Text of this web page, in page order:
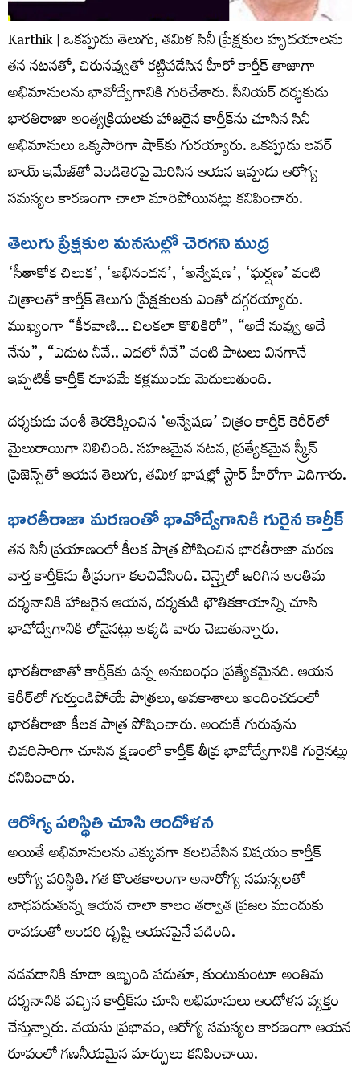
Karthik | ఒకప్పుడు తెలుగు, తమిళ సినీ ప్రేక్షకుల హృదయాలను
తన నటనతో, చిరునవ్వుతో కట్టిపడేసిన హీరో కార్తీక్ తాజాగా
అభిమానులను భావోద్వేగానికి గురిచేశారు. సీనియర్ దర్శకుడు
భారతిరాజా అంత్యక్రియలకు హాజరైన కార్తీక్‌ను చూసిన సినీ
అభిమానులు ఒక్కసారిగా షాక్‌కు గురయ్యారు. ఒకప్పుడు లవర్
బాయ్ ఇమేజ్‌తో వెండితెరపై మెరిసిన ఆయన ఇప్పుడు ఆరోగ్య
సమస్యల కారణంగా చాలా మారిపోయినట్లు కనిపించారు.
తెలుగు ప్రేక్షకుల మనసుల్లో చెరగని ముద్ర
‘సీతాకోక చిలుక’, ‘అభినందన’, ‘అన్వేషణ’, ‘ఘర్షణ’ వంటి
చిత్రాలతో కార్తీక్ తెలుగు ప్రేక్షకులకు ఎంతో దగ్గరయ్యారు.
ముఖ్యంగా “కీరవాణి… చిలకలా కొలికిరో”, “అదే నువ్వు అదే
నేను”, “ఎదుట నీవే.. ఎదలో నీవే” వంటి పాటలు వినగానే
ఇప్పటికీ కార్తీక్ రూపమే కళ్లముందు మెదులుతుంది.
దర్శకుడు వంశీ తెరకెక్కించిన ‘అన్వేషణ’ చిత్రం కార్తీక్ కెరీర్‌లో
మైలురాయిగా నిలిచింది. సహజమైన నటన, ప్రత్యేకమైన స్క్రీన్
ప్రెజెన్స్‌తో ఆయన తెలుగు, తమిళ భాషల్లో స్టార్ హీరోగా ఎదిగారు.
భారతీరాజా మరణంతో భావోద్వేగానికి గురైన కార్తీక్
తన సినీ ప్రయాణంలో కీలక పాత్ర పోషించిన భారతీరాజా మరణ
వార్త కార్తీక్‌ను తీవ్రంగా కలచివేసింది. చెన్నైలో జరిగిన అంతిమ
దర్శనానికి హాజరైన ఆయన, దర్శకుడి భౌతికకాయాన్ని చూసి
భావోద్వేగానికి లోనైనట్లు అక్కడి వారు చెబుతున్నారు.
భారతీరాజాతో కార్తీక్‌కు ఉన్న అనుబంధం ప్రత్యేకమైనది. ఆయన
కెరీర్‌లో గుర్తుండిపోయే పాత్రలు, అవకాశాలు అందించడంలో
భారతీరాజా కీలక పాత్ర పోషించారు. అందుకే గురువును
చివరిసారిగా చూసిన క్షణంలో కార్తీక్ తీవ్ర భావోద్వేగానికి గురైనట్లు
కనిపించారు.
ఆరోగ్య పరిస్థితి చూసి ఆందోళన
అయితే అభిమానులను ఎక్కువగా కలచివేసిన విషయం కార్తీక్
ఆరోగ్య పరిస్థితి. గత కొంతకాలంగా అనారోగ్య సమస్యలతో
బాధపడుతున్న ఆయన చాలా కాలం తర్వాత ప్రజల ముందుకు
రావడంతో అందరి దృష్టి ఆయనపైనే పడింది.
నడవడానికి కూడా ఇబ్బంది పడుతూ, కుంటుకుంటూ అంతిమ
దర్శనానికి వచ్చిన కార్తీక్‌ను చూసి అభిమానులు ఆందోళన వ్యక్తం
చేస్తున్నారు. వయసు ప్రభావం, ఆరోగ్య సమస్యల కారణంగా ఆయన
రూపంలో గణనీయమైన మార్పులు కనిపించాయి.